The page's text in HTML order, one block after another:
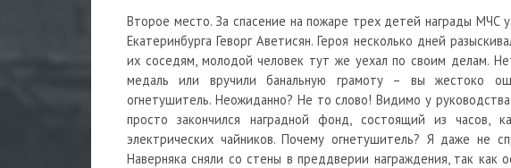
Второе место. За спасение на пожаре трех детей награды МЧС
Екатеринбурга Геворг Аветисян. Героя несколько дней
их соседям, молодой человек тут же уехал по своим делам.
медаль или вручили банальную грамоту – вы жестоко
огнетушитель. Неожиданно? Не то слово! Видимо у
просто закончился наградной фонд, состоящий из часов,
электрических чайников. Почему огнетушитель? Я даже не
Наверняка сняли со стены в преддверии награждения, так как